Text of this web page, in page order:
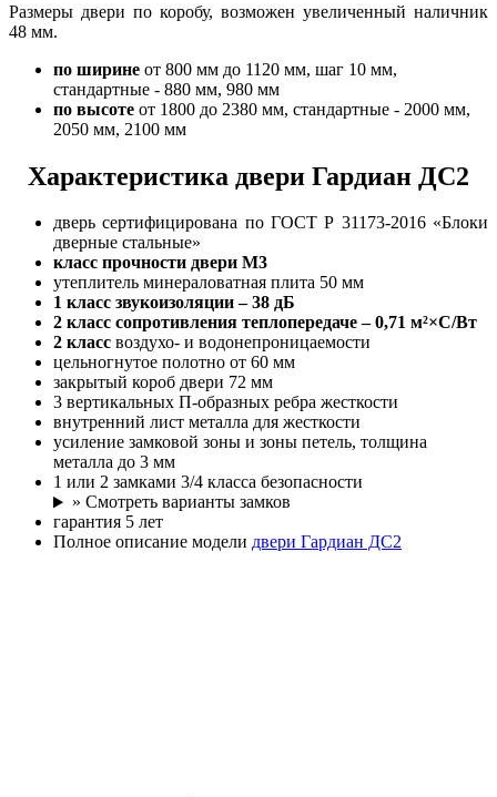
Размеры двери по коробу, возможен увеличенный наличник
48 мм.
по ширине от 800 мм до 1120 мм, шаг 10 мм,
стандартные - 880 мм, 980 мм
по высоте от 1800 до 2380 мм, стандартные - 2000 мм,
2050 мм, 2100 мм
Характеристика двери Гардиан ДС2
дверь сертифицирована по ГОСТ Р 31173-2016 «Блоки
дверные стальные»
класс прочности двери М3
утеплитель минераловатная плита 50 мм
1 класс звукоизоляции – 38 дБ
2 класс сопротивления теплопередаче – 0,71 м²×С/Вт
2 класс воздухо- и водонепроницаемости
цельногнутое полотно от 60 мм
закрытый короб двери 72 мм
3 вертикальных П-образных ребра жесткости
внутренний лист металла для жесткости
усиление замковой зоны и зоны петель, толщина
металла до 3 мм
1 или 2 замками 3/4 класса безопасности
» Смотреть варианты замков
гарантия 5 лет
Полное описание модели двери Гардиан ДС2